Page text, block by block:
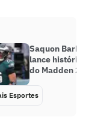
Saquon
lance
do Madden 26
Esportes